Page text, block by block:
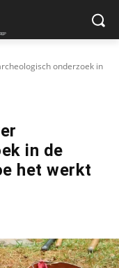
onderzoek in
in de
het werkt